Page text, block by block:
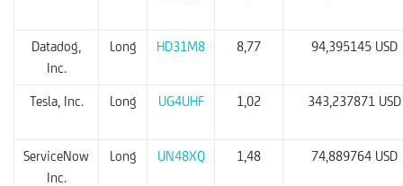
Datadog,
Inc.
Long HD31M8 8,77 94,395145 USD
Tesla, Inc. Long UG4UHF 1,02 343,237871 USD
ServiceNow
Inc.
Long UN48XQ 1,48 74,889764 USD